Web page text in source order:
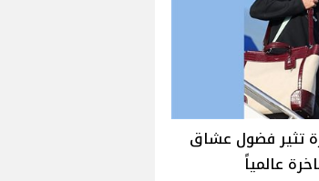
تثير فضول عشاق
عالمياً